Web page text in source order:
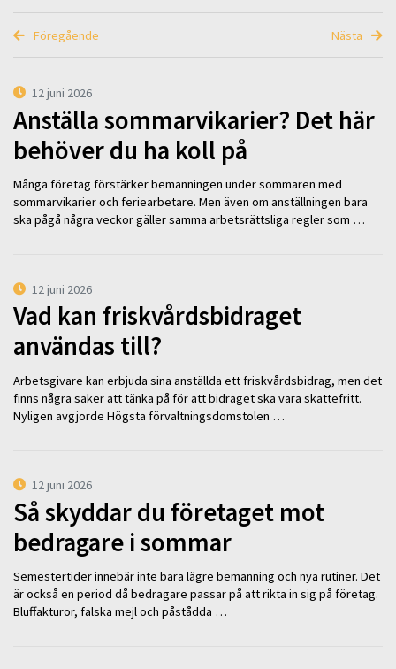
Föregående Nästa
12 juni 2026
Anställa sommarvikarier? Det här
behöver du ha koll på
Många företag förstärker bemanningen under sommaren med
sommarvikarier och feriearbetare. Men även om anställningen bara
ska pågå några veckor gäller samma arbetsrättsliga regler som …
12 juni 2026
Vad kan friskvårdsbidraget
användas till?
Arbetsgivare kan erbjuda sina anställda ett friskvårdsbidrag, men det
finns några saker att tänka på för att bidraget ska vara skattefritt.
Nyligen avgjorde Högsta förvaltningsdomstolen …
12 juni 2026
Så skyddar du företaget mot
bedragare i sommar
Semestertider innebär inte bara lägre bemanning och nya rutiner. Det
är också en period då bedragare passar på att rikta in sig på företag.
Bluffakturor, falska mejl och påstådda …